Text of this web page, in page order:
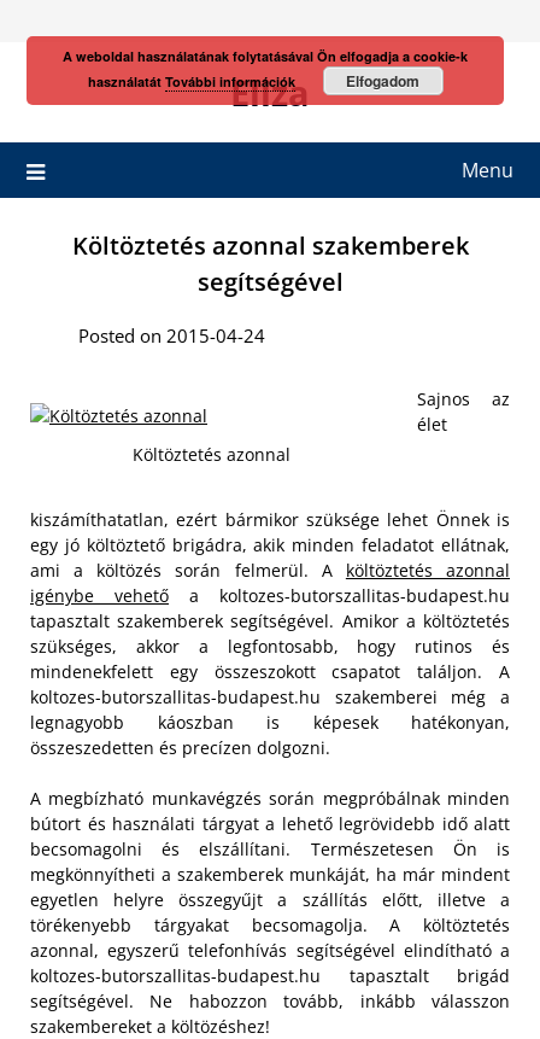
Eliza
Menu
Költöztetés azonnal szakemberek
segítségével
Posted on 2015-04-24
Költöztetés azonnal
Sajnos az
élet
kiszámíthatatlan, ezért bármikor szüksége lehet Önnek is
egy jó költöztető brigádra, akik minden feladatot ellátnak,
ami a költözés során felmerül. A költöztetés azonnal
igénybe vehető a koltozes-butorszallitas-budapest.hu
tapasztalt szakemberek segítségével. Amikor a költöztetés
szükséges, akkor a legfontosabb, hogy rutinos és
mindenekfelett egy összeszokott csapatot találjon. A
koltozes-butorszallitas-budapest.hu szakemberei még a
legnagyobb káoszban is képesek hatékonyan,
összeszedetten és precízen dolgozni.
A megbízható munkavégzés során megpróbálnak minden
bútort és használati tárgyat a lehető legrövidebb idő alatt
becsomagolni és elszállítani. Természetesen Ön is
megkönnyítheti a szakemberek munkáját, ha már mindent
egyetlen helyre összegyűjt a szállítás előtt, illetve a
törékenyebb tárgyakat becsomagolja. A költöztetés
azonnal, egyszerű telefonhívás segítségével elindítható a
koltozes-butorszallitas-budapest.hu tapasztalt brigád
segítségével. Ne habozzon tovább, inkább válasszon
szakembereket a költözéshez!
A weboldal használatának folytatásával Ön elfogadja a cookie-k
használatát További információk Elfogadom